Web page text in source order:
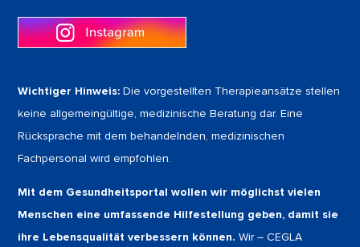
Wichtiger Hinweis: Die vorgestellten Therapieansätze stellen
keine allgemeingültige, medizinische Beratung dar. Eine
Rücksprache mit dem behandelnden, medizinischen
Fachpersonal wird empfohlen.
Mit dem Gesundheitsportal wollen wir möglichst vielen
Menschen eine umfassende Hilfestellung geben, damit sie
ihre Lebensqualität verbessern können. Wir – CEGLA